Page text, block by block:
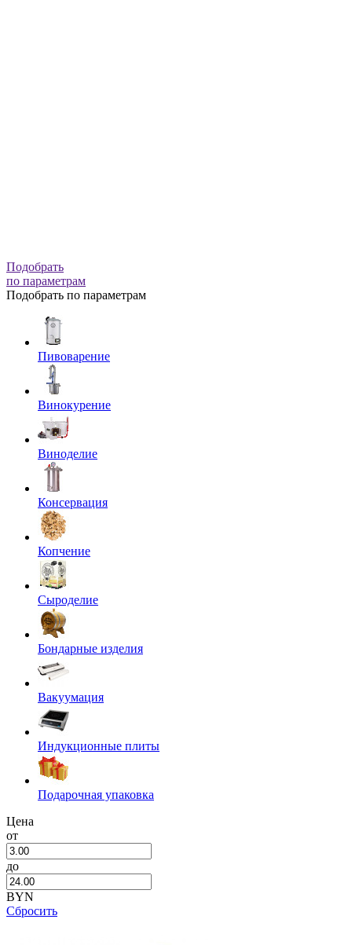
Подобрать
по параметрам
Подобрать по параметрам
Пивоварение
Винокурение
Виноделие
Консервация
Копчение
Сыроделие
Бондарные изделия
Вакуумация
Индукционные плиты
Подарочная упаковка
Цена
от
до
BYN
Сбросить